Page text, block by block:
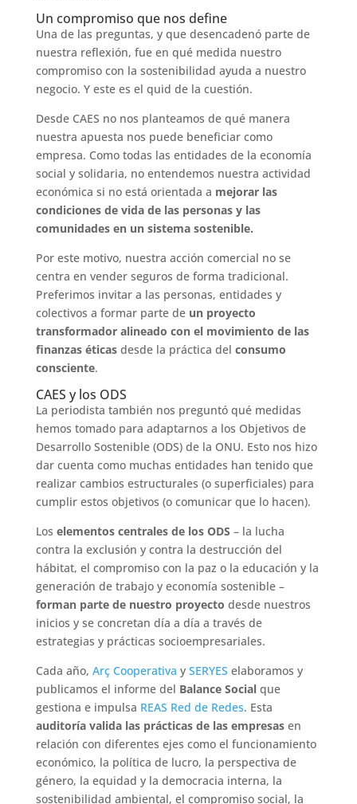
Un compromiso que nos define
Una de las preguntas, y que desencadenó parte de
nuestra reflexión, fue en qué medida nuestro
compromiso con la sostenibilidad ayuda a nuestro
negocio. Y este es el quid de la cuestión.
Desde CAES no nos planteamos de qué manera
nuestra apuesta nos puede beneficiar como
empresa. Como todas las entidades de la economía
social y solidaria, no entendemos nuestra actividad
económica si no está orientada a mejorar las
condiciones de vida de las personas y las
comunidades en un sistema sostenible.
Por este motivo, nuestra acción comercial no se
centra en vender seguros de forma tradicional.
Preferimos invitar a las personas, entidades y
colectivos a formar parte de un proyecto
transformador alineado con el movimiento de las
finanzas éticasdesde la práctica del consumo
consciente.
CAES y los ODS
La periodista también nos preguntó qué medidas
hemos tomado para adaptarnos a los Objetivos de
Desarrollo Sostenible (ODS) de la ONU. Esto nos hizo
dar cuenta como muchas entidades han tenido que
realizar cambios estructurales (o superficiales) para
cumplir estos objetivos (o comunicar que lo hacen).
Los elementos centrales de los ODS – la lucha
contra la exclusión y contra la destrucción del
hábitat, el compromiso con la paz o la educación y la
generación de trabajo y economía sostenible –
forman parte de nuestro proyecto desde nuestros
inicios y se concretan día a día a través de
estrategias y prácticas socioempresariales.
Cada año, Arç Cooperativa y SERYES elaboramos y
publicamos el informe del Balance Socialque
gestiona e impulsa REAS Red de Redes. Esta
auditoría valida las prácticas de las empresas en
relación con diferentes ejes como el funcionamiento
económico, la política de lucro, la perspectiva de
género, la equidad y la democracia interna, la
sostenibilidad ambiental, el compromiso social, la